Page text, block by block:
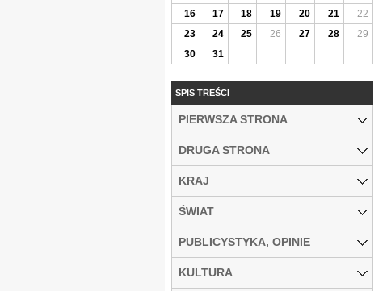
16
17 18 19 20 21
22
23
24 25 26 27 28
29
30
31
SPIS TREŚCI
PIERWSZA STRONA
DRUGA STRONA
KRAJ
ŚWIAT
PUBLICYSTYKA, OPINIE
KULTURA